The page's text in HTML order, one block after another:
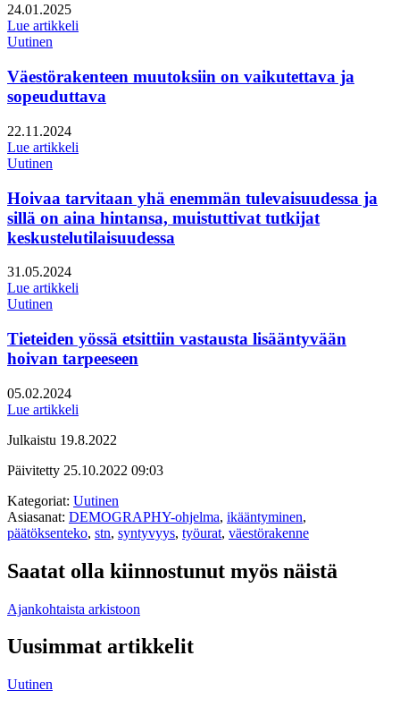
Julkaistu:
24.01.2025
Lue artikkeli
Uutinen
Väestörakenteen muutoksiin on vaikutettava ja
sopeuduttava
Julkaistu:
22.11.2024
Lue artikkeli
Uutinen
Hoivaa tarvitaan yhä enemmän tulevaisuudessa ja
sillä on aina hintansa, muistuttivat tutkijat
keskustelutilaisuudessa
Julkaistu:
31.05.2024
Lue artikkeli
Uutinen
Tieteiden yössä etsittiin vastausta lisääntyvään
hoivan tarpeeseen
Julkaistu:
05.02.2024
Lue artikkeli
Julkaistu 19.8.2022
Päivitetty 25.10.2022 09:03
Kategoriat: Uutinen
Asiasanat: DEMOGRAPHY-ohjelma, ikääntyminen,
päätöksenteko, stn, syntyvyys, työurat, väestörakenne
Saatat olla kiinnostunut myös näistä
Ajankohtaista arkistoon
Uusimmat artikkelit
Uutinen